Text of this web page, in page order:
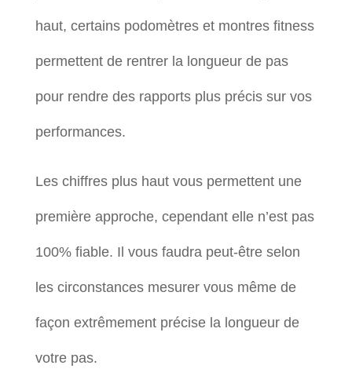
haut, certains podomètres et montres fitness
permettent de rentrer la longueur de pas
pour rendre des rapports plus précis sur vos
performances.
Les chiffres plus haut vous permettent une
première approche, cependant elle n’est pas
100% fiable. Il vous faudra peut-être selon
les circonstances mesurer vous même de
façon extrêmement précise la longueur de
votre pas.